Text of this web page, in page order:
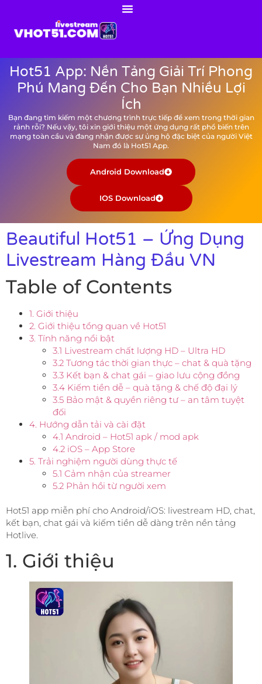
Hot51 App: Nền Tảng Giải Trí Phong
Phú Mang Đến Cho Bạn Nhiều Lợi
Ích
Bạn đang tìm kiếm một chương trình trực tiếp để xem trong thời gian
rảnh rỗi? Nếu vậy, tôi xin giới thiệu một ứng dụng rất phổ biến trên
mạng toàn cầu và đang nhận được sự ủng hộ đặc biệt của người Việt
Nam đó là Hot51 App.
Android Download
IOS Download
Beautiful Hot51 – Ứng Dụng
Livestream Hàng Đầu VN
Table of Contents
1. Giới thiệu
2. Giới thiệu tổng quan về Hot51
3. Tính năng nổi bật
3.1 Livestream chất lượng HD – Ultra HD
3.2 Tương tác thời gian thực – chat & quà tặng
3.3 Kết bạn & chat gái – giao lưu cộng đồng
3.4 Kiếm tiền dễ – quà tặng & chế độ đại lý
3.5 Bảo mật & quyền riêng tư – an tâm tuyệt
đối
4. Hướng dẫn tải và cài đặt
4.1 Android – Hot51 apk / mod apk
4.2 iOS – App Store
5. Trải nghiệm người dùng thực tế
5.1 Cảm nhận của streamer
5.2 Phản hồi từ người xem
Hot51 app miễn phí cho Android/iOS: livestream HD, chat,
kết bạn, chat gái và kiếm tiền dễ dàng trên nền tảng
Hotlive.
1. Giới thiệu